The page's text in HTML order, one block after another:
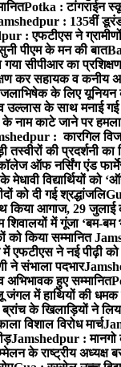
Potka : टांगराईन
: 135वीं
: एफटीएस ने
पीएम के मन की बात
गया सीपीआर का
कर सहायक व कनीय
के लिए यूनियन
उल्लास के साथ मनाई गई
काटे जाने पर
: कारगिल
की प्रदर्शनी का
ऑफ नर्सिंग एंड
विद्यार्थियों को
को दी गई श्रद्धांजलि
आगाज, 29 जुलाई
में गूंजा ‘बम-बम
को किया सम्मानित
ने नई पीढ़ी को
ने संभाला पदभार
अभिभावक हुए सम्मानित
में हाथियों की धमक से
के खिलाड़ियों ने
विशाल विरोध मार्च
Jamshedpur : मानगो
के राष्ट्रीय अध्यक्ष